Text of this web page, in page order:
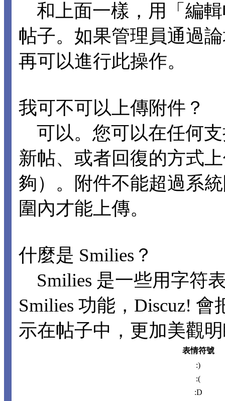
和上面一樣，用「編
帖子。如果管理員通過
再可以進行此操作。
我可不可以上傳附件？
可以。您可以在任何
新帖、或者回復的方式
夠）。附件不能超過系
圍內才能上傳。
什麼是 Smilies？
Smilies 是一些用字符
Smilies 功能，Discuz!
示在帖子中，更加美觀
表情符號
:)
:(
:D